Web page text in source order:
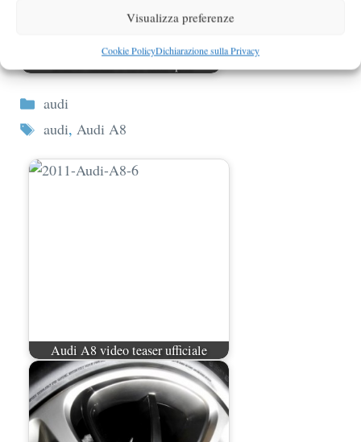
Visualizza preferenze
Cookie PolicyDichiarazione sulla Privacy
Categorie
audi
Tag
audi, Audi A8
Audi A8 video teaser ufficiale